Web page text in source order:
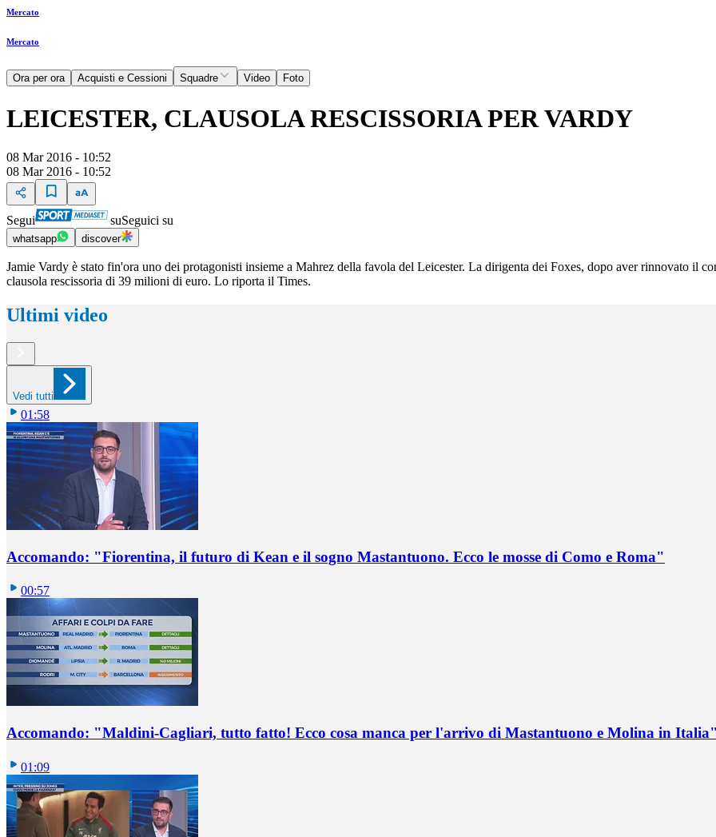
Mercato
Mercato
Ora per ora Acquisti e Cessioni Squadre Video Foto
LEICESTER, CLAUSOLA RESCISSORIA PER VARDY
08 Mar 2016 - 10:52
08 Mar 2016 - 10:52
Segui suSeguici su
whatsapp discover
Jamie Vardy è stato fin'ora uno dei protagonisti insieme a Mahrez della favola del Leicester. La dirigenta dei Foxes, dopo aver rinnovato il
clausola rescissoria di 39 milioni di euro. Lo riporta il Times.
Ultimi video
Vedi tutti
01:58
Accomando: "Fiorentina, il futuro di Kean e il sogno Mastantuono. Ecco le mosse di Como e Roma"
00:57
Accomando: "Maldini-Cagliari, tutto fatto! Ecco cosa manca per l'arrivo di Mastantuono e Molina in
01:09